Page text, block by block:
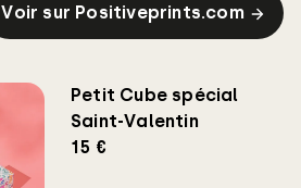
Voir sur Positiveprints.com
Petit Cube spécial
Saint-Valentin
15 €